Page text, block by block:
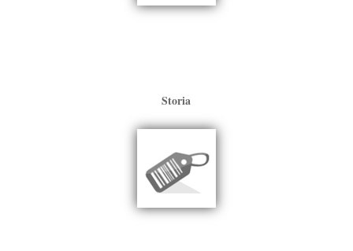
Storia